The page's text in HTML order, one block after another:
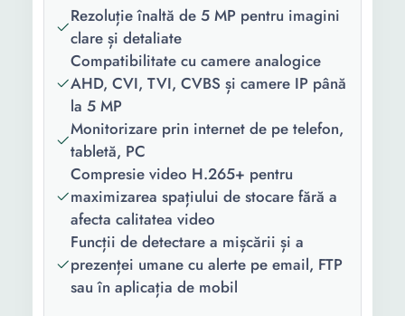
HDMI, RCA In, RCA Out,
RJ45, USB, VGA
Accesorii
incluse:
1 Alimentator DVR, 1
mouse, manual instalare,
cabluri montaj hard intern
4 camere supraveghere
Suruburi cu dibluri pentru
fixarea camerelor Spliter
alimentare 1 x 4
Compresie
video:
H 265+
1 HDMI 1 VGA
Rezoluție înaltă de 5 MP pentru imagini
clare și detaliate
Compatibilitate cu camere analogice
AHD, CVI, TVI, CVBS și camere IP până
la 5 MP
Monitorizare prin internet de pe telefon,
tabletă, PC
Compresie video H.265+ pentru
maximizarea spațiului de stocare fără a
afecta calitatea video
Funcții de detectare a mișcării și a
prezenței umane cu alerte pe email, FTP
sau în aplicația de mobil